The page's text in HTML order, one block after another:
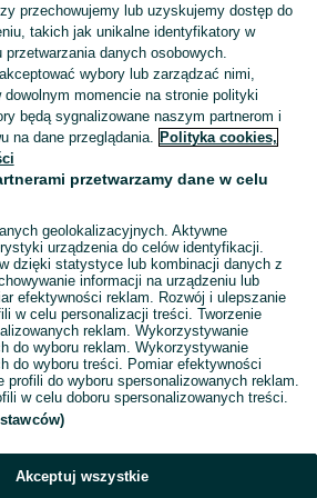
Skorzystaj z największego serwisu ogłoszeniowego - Długie i okolice! Kupuj to, czego pragniesz i sprzedawaj to, czego już nie potrzebujesz! Zobacz
przechowujemy lub uzyskujemy dostęp do
takich jak unikalne identyfikatory w
danych osobowych.
wybory lub zarządzać nimi,
dowolnym momencie na stronie polityki
będą sygnalizowane naszym partnerom i
na dane przeglądania. Polityka cookies,
przetwarzamy dane w celu
geolokalizacyjnych. Aktywne
urządzenia do celów identyfikacji.
dzięki statystyce lub kombinacji danych z
informacji na urządzeniu lub
efektywności reklam. Rozwój i ulepszanie
w celu personalizacji treści. Tworzenie
reklam. Wykorzystywanie
do wyboru reklam. Wykorzystywanie
do wyboru treści. Pomiar efektywności
profili do wyboru spersonalizowanych reklam.
w celu doboru spersonalizowanych treści.
Akceptuj wszystkie